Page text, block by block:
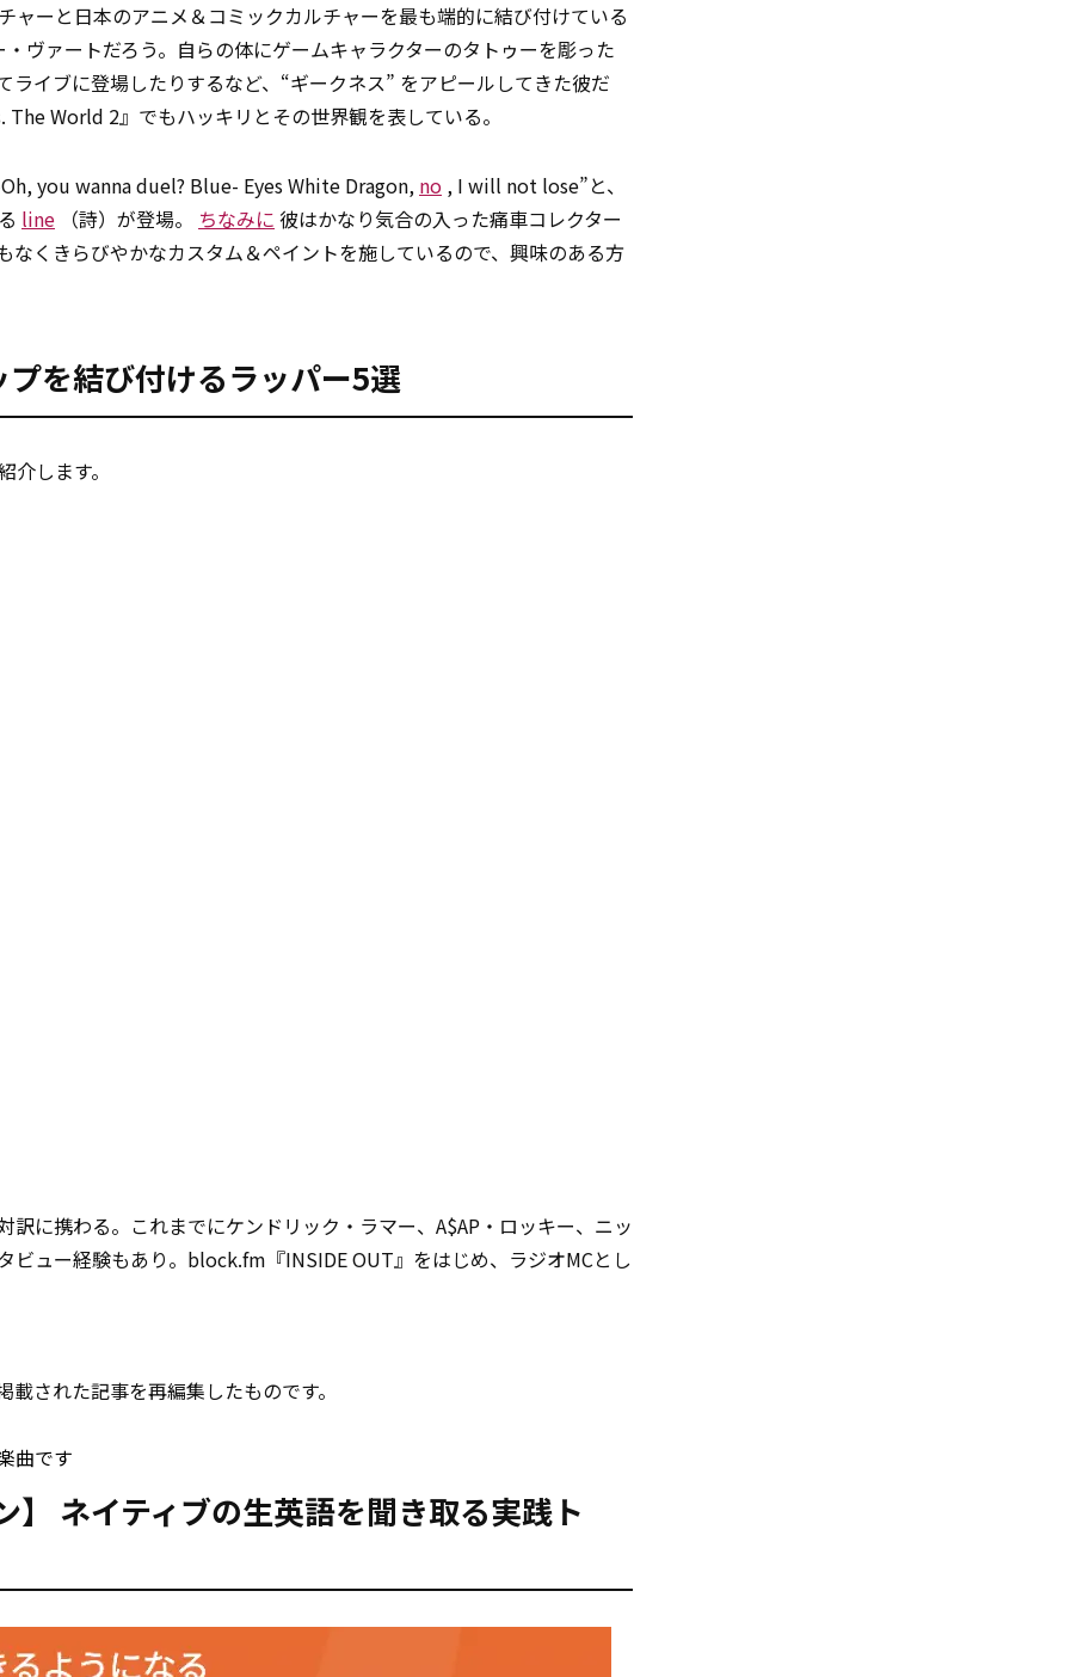
ャーと日本のアニメ＆コミックカルチャーを最も端的に結び付けている
ヴァートだろう。自らの体にゲームキャラクターのタトゥーを彫った
イブに登場したりするなど、“ギークネス” をアピールしてきた彼だ
World 2』でもハッキリとその世界観を表している。
you wanna duel? Blue- Eyes White Dragon, no , I will not lose”と、
line （詩）が登場。 ちなみに 彼はかなり気合の入った痛車コレクター
なくきらびやかなカスタム＆ペイントを施しているので、興味のある方
を結び付けるラッパー5選
介します。
訳に携わる。これまでにケンドリック・ラマー、A$AP・ロッキー、ニッ
ビュー経験もあり。block.fm『INSIDE OUT』をはじめ、ラジオMCとし
された記事を再編集したものです。
曲です
】 ネイティブの生英語を聞き取る実践ト